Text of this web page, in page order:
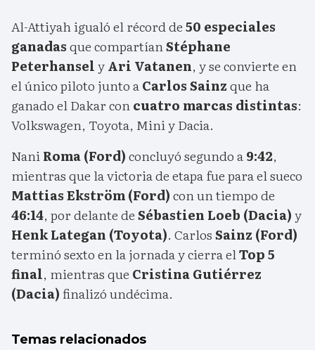
Al-Attiyah igualó el récord de50 especiales
ganadasque compartíanStéphane
PeterhanselyAri Vatanen, y se convierte en
el único piloto junto aCarlos Sainzque ha
ganado el Dakar concuatro marcas distintas:
Volkswagen, Toyota, Mini y Dacia.
NaniRoma (Ford)concluyó segundo a9:42,
mientras que la victoria de etapa fue para el sueco
Mattias Ekström (Ford)con un tiempo de
46:14, por delante deSébastien Loeb (Dacia)y
Henk Lategan (Toyota). CarlosSainz (Ford)
terminó sexto en la jornada y cierra elTop 5
final, mientras que Cristina Gutiérrez
(Dacia)finalizó undécima.
Temas relacionados